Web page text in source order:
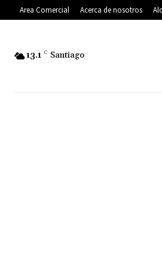
Area Comercial Acerca de nosotros
13.1 C Santiago